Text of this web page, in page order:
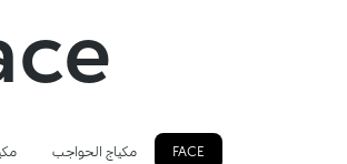
FACE مكياج الحواجب